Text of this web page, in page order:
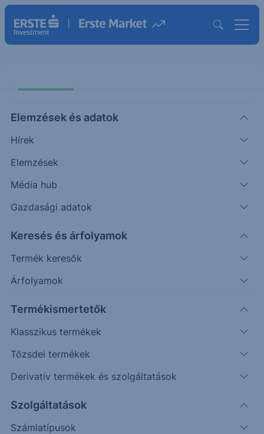
Elemzések és adatok
Hírek
Elemzések
Média hub
Gazdasági adatok
Keresés és árfolyamok
Termék keresők
Árfolyamok
Termékismertetők
Klasszikus termékek
Tőzsdei termékek
Derivatív termékek és szolgáltatások
Szolgáltatások
Számlatípusok
ERSTE 100% Bonus Garant Fair
Invest HUF 21-25
ISIN: AT0000A2UNB5
Termék működését szemléltető grafikon
Módosítsa a befektetett összeget, válasszon példa eseteket
Véletlenszerű Csökkenés
(példa esetek)